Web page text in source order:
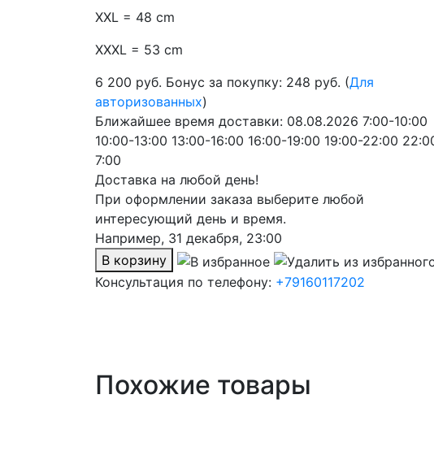
XXL = 48 cm
XXXL = 53 cm
6 200 руб. Бонус за покупку: 248 руб. (Для
авторизованных)
Ближайшее время доставки: 08.08.2026 7:00-10:00
10:00-13:00 13:00-16:00 16:00-19:00 19:00-22:00
7:00
Доставка на любой день!
При оформлении заказа выберите любой
интересующий день и время.
Например, 31 декабря, 23:00
В корзину
Консультация по телефону: +79160117202
Похожие товары